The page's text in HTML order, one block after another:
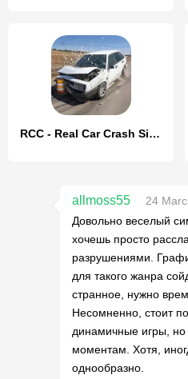
RCC - Real Car Crash Simulator
allmoss55
24
Довольно веселый
хочешь просто
разрушениями.
для такого жанра
странное, нужно
Несомненно, стоит
динамичные игры, но
моментам. Хотя,
однообразно.